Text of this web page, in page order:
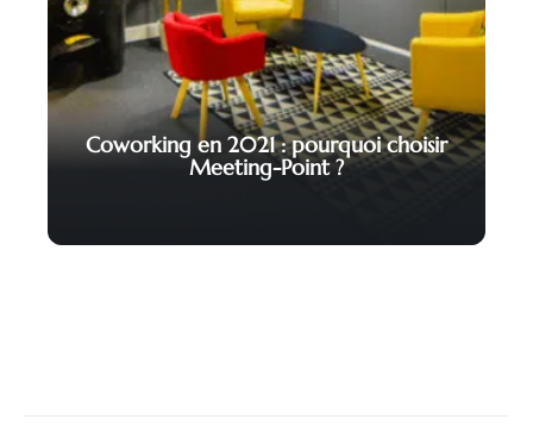
Coworking en 2021 : pourquoi choisir
Meeting-Point ?